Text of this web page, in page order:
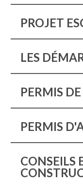
PROJET
LES
PERMIS
PERMIS
CONSEILS